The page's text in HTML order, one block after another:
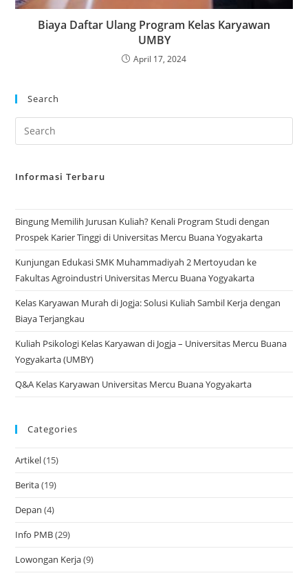
Biaya Daftar Ulang Program Kelas Karyawan
UMBY
April 17, 2024
Search
Informasi Terbaru
Bingung Memilih Jurusan Kuliah? Kenali Program Studi dengan
Prospek Karier Tinggi di Universitas Mercu Buana Yogyakarta
Kunjungan Edukasi SMK Muhammadiyah 2 Mertoyudan ke
Fakultas Agroindustri Universitas Mercu Buana Yogyakarta
Kelas Karyawan Murah di Jogja: Solusi Kuliah Sambil Kerja dengan
Biaya Terjangkau
Kuliah Psikologi Kelas Karyawan di Jogja – Universitas Mercu Buana
Yogyakarta (UMBY)
Q&A Kelas Karyawan Universitas Mercu Buana Yogyakarta
Categories
Artikel(15)
Berita(19)
Depan (4)
Info PMB(29)
Lowongan Kerja(9)